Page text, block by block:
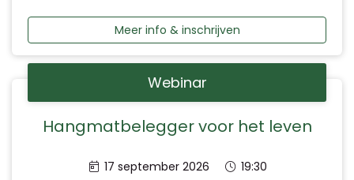
Meer info & inschrijven
Webinar
Hangmatbelegger voor het leven
Datum:
17 september 2026 Tijd:
19:30